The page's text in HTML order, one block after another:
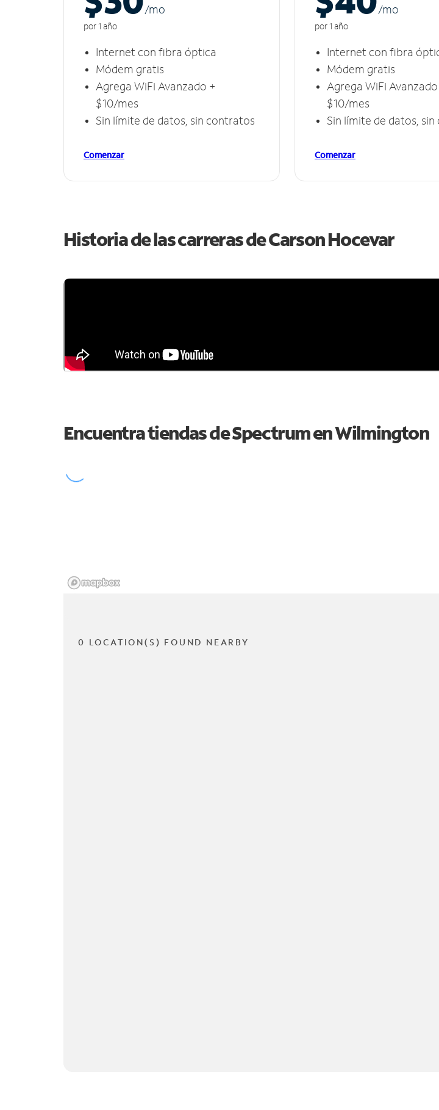
/mo
por 1 año
Internet con fibra óptica
Módem gratis
Agrega WiFi Avanzado +
$10/mes
Sin límite de datos, sin contratos
Comenzar
/mo
por 1 año
Internet con fibra
Módem gratis
Agrega WiFi
$10/mes
Sin límite de datos,
Comenzar
Historia de las carreras de Carson Hocevar
Encuentra tiendas de Spectrum enWilmington
0 LOCATION(S) FOUND NEARBY